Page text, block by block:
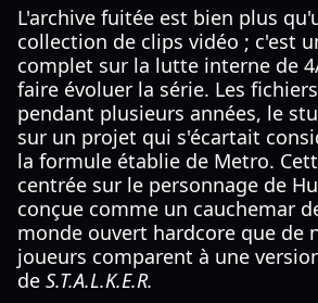
L'archive fuitée est bien plus
collection de clips vidéo ; c'est
complet sur la lutte interne de
faire évoluer la série. Les
pendant plusieurs années, le
sur un projet qui s'écartait
la formule établie de Metro.
centrée sur le personnage de
conçue comme un cauchemar
monde ouvert hardcore que de
joueurs comparent à une
de S.T.A.L.K.E.R.